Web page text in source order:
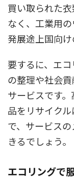
買い取られた
なく、工業用の
発展途上国向け
要するに、エ
の整理や社会
サービスです
品をリサイク
で、サービス
きるでしょう。
エコリングで